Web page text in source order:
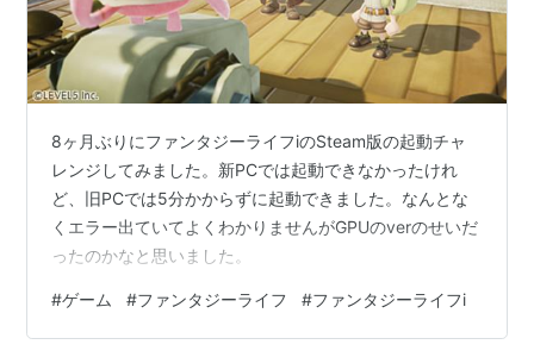
8ヶ月ぶりにファンタジーライフiのSteam版の起動チャ
レンジしてみました。新PCでは起動できなかったけれ
ど、旧PCでは5分かからずに起動できました。なんとな
くエラー出ていてよくわかりませんがGPUのverのせいだ
ったのかなと思いました。
#ゲーム #ファンタジーライフ #ファンタジーライフi